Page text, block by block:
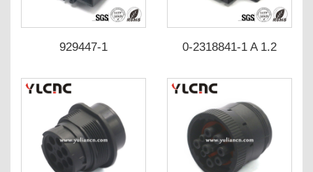
929447-1 0-2318841-1 A 1.2